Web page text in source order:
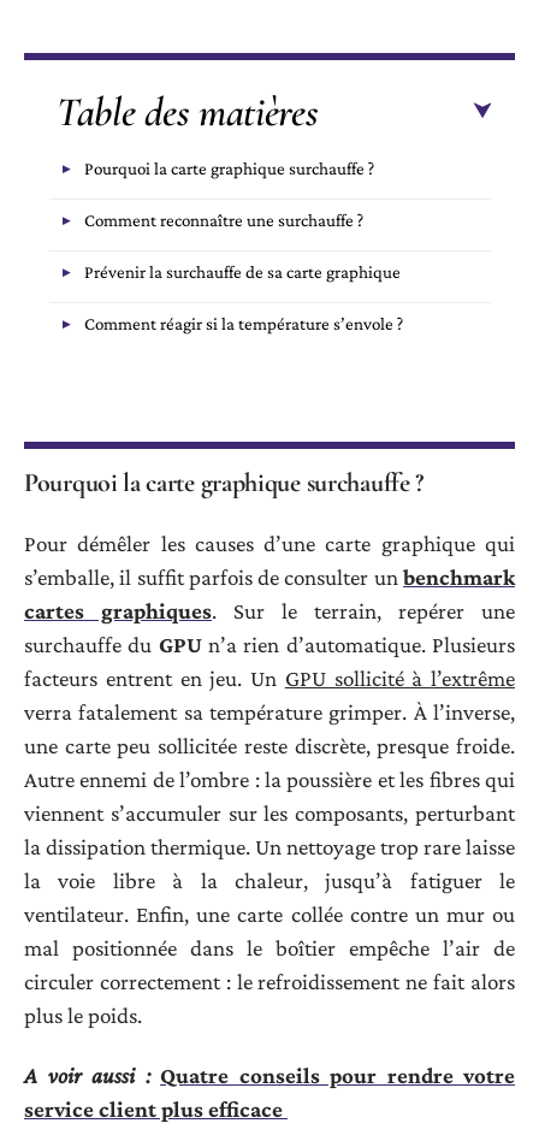
Table des matières
Pourquoi la carte graphique surchauffe ?
Comment reconnaître une surchauffe ?
Prévenir la surchauffe de sa carte graphique
Comment réagir si la température s’envole ?
Pourquoi la carte graphique surchauffe ?
Pour démêler les causes d’une carte graphique qui
s’emballe, il suffit parfois de consulter un benchmark
cartes graphiques. Sur le terrain, repérer une
surchauffe du GPUn’a rien d’automatique. Plusieurs
facteurs entrent en jeu. Un GPU sollicité à l’extrême
verra fatalement sa température grimper. À l’inverse,
une carte peu sollicitée reste discrète, presque froide.
Autre ennemi de l’ombre : la poussière et les fibres qui
viennent s’accumuler sur les composants, perturbant
la dissipation thermique. Un nettoyage trop rare laisse
la voie libre à la chaleur, jusqu’à fatiguer le
ventilateur. Enfin, une carte collée contre un mur ou
mal positionnée dans le boîtier empêche l’air de
circuler correctement : le refroidissement ne fait alors
plus le poids.
A voir aussi : Quatre conseils pour rendre votre
service client plus efficace